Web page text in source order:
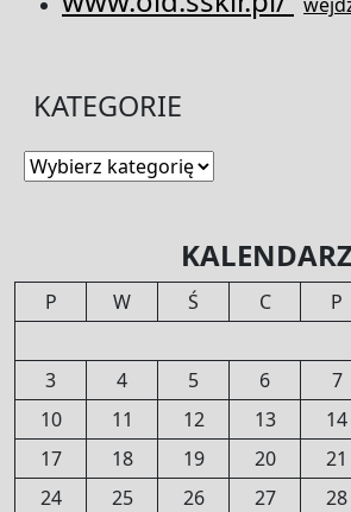
KATEGORIE
Kategorie
P W Ś C P
3
4 5 6 7
10
11 12 13 14
17
18 19 20 21
24
25 26 27 28